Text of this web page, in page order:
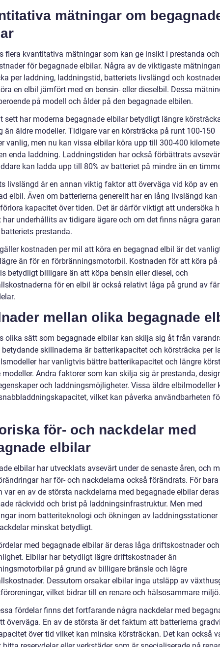
mätningar om
flera kvantitativa mätningar som kan ge insikt i prestanda och
för begagnade elbilar. Några av de viktigaste
per laddning, laddningstid, batteriets livslängd och
en elbil jämfört med en bensin- eller dieselbil. Dessa
på modell och ålder på den begagnade elbilen.
sett har moderna begagnade elbilar betydligt längre
än äldre modeller. Tidigare var en körsträcka på runt 100-150
vanlig, men nu kan vissa elbilar köra upp till 300-400
enda laddning. Laddningstiden har också förbättrats
kan ladda upp till 80% av batteriet på mindre än en
livslängd är en annan viktig faktor att överväga vid köp av en
elbil. Även om batterierna generellt har en lång livslängd kan
kapacitet över tiden. Det är därför viktigt att undersöka
har underhållits av tidigare ägare och om det finns några
prestanda.
kostnaden per mil att köra en begagnad elbil är det
än för en förbränningsmotorbil. Kostnaden för att köra på
betydligt billigare än att köpa bensin eller diesel, och
för en elbil är också relativt låga på grund av
mellan olika begagnade
olika sätt som begagnade elbilar kan skilja sig åt från
betydande skillnaderna är batterikapacitet och körsträcka per
har vanligtvis bättre batterikapacitet och längre
modeller. Andra faktorer som kan skilja sig är prestanda,
och laddningsmöjligheter. Vissa äldre elbilmodeller
vilket kan påverka användbarheten
för- och nackdelar med
elbilar
elbilar har utvecklats avsevärt under de senaste åren, och
har för- och nackdelarna också förändrats. För
var en av de största nackdelarna med begagnade elbilar deras
räckvidd och brist på laddningsinfrastruktur. Men med
inom batteriteknologi och ökningen av laddningsstationer
minskat betydligt.
med begagnade elbilar är deras låga driftskostnader och
Elbilar har betydligt lägre driftskostnader än
på grund av billigare bränsle och lägre
Dessutom orsakar elbilar inga utsläpp av
vilket bidrar till en renare och hälsosammare miljö.
fördelar finns det fortfarande några nackdelar med
överväga. En av de största är det faktum att batterierna
över tid vilket kan minska körsträckan. Det kan också